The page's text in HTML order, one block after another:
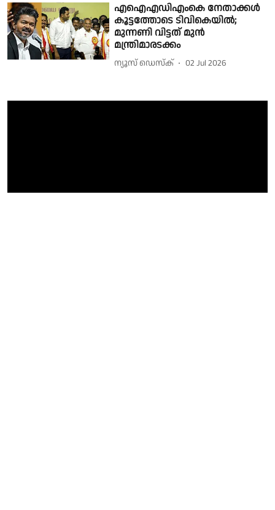
എഐഎഡിഎംകെ നേതാക്കൾ
കൂട്ടത്തോടെ ടിവികെയിൽ;
മുന്നണി വിട്ടത് മുൻ
മന്ത്രിമാരടക്കം
ന്യൂസ് ഡെസ്ക് 02 Jul 2026